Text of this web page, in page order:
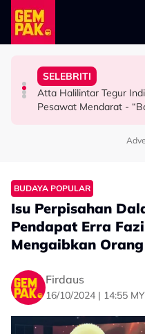
Skip to main content
SELEBRITI
“Biarlah Mereka Yang
Jangan Terlalu Campuri
SELEBRITI
Atta Halilintar Tegur
Pesawat Mendarat -
HIBURAN
Kembali Ubati
Dengan ‘Cinta Luka’ -
HIBURAN
M. Nasir Pilih Aliff Aziz,
Mansur & Liu
BUDAYA POPULAR
Isu Perpisahan
Pendapat Erra
Mengaibkan
Firdaus
16/10/2024 | 14:55